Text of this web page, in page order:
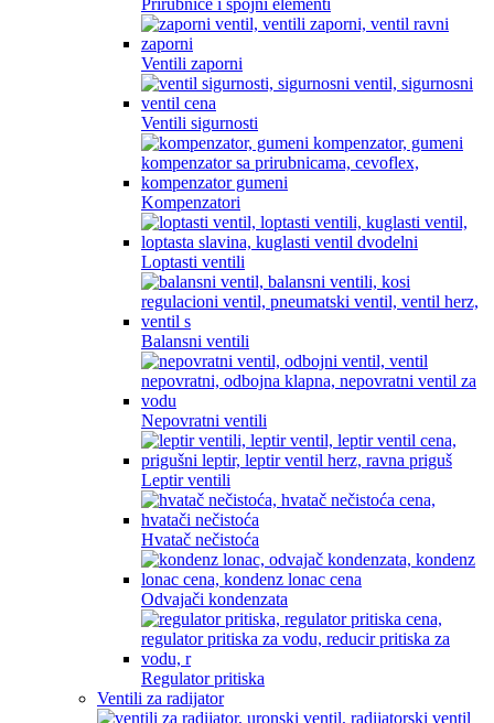
Prirubnice i spojni elementi
Ventili zaporni
Ventili sigurnosti
Kompenzatori
Loptasti ventili
Balansni ventili
Nepovratni ventili
Leptir ventili
Hvatač nečistoća
Odvajači kondenzata
Regulator pritiska
Ventili za radijator